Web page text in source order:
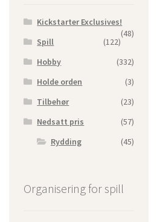
Kickstarter Exclusives!
(48)
Spill
(122)
Hobby
(332)
Holde orden
(3)
Tilbehør
(23)
Nedsatt pris
(57)
Rydding
(45)
Organisering for spill